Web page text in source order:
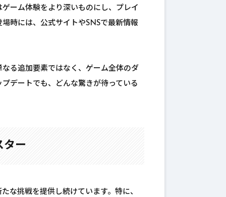
ーム体験をより深いものにし、プレイ
時には、公式サイトやSNSで最新情報
なる追加要素ではなく、ゲーム全体のダ
デートでも、どんな驚きが待っている
ター
な挑戦を提供し続けています。特に、